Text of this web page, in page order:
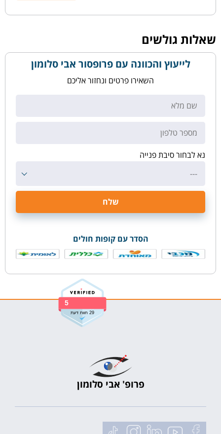
שאלות גולשים
לייעוץ והכוונה עם פרופסור אבי סלומון
השאירו פרטים ונחזור אליכם
נא לבחור סיבת פנייה
---
הסדר עם קופות חולים
5
29 חוות דעת
פרופ' אבי סלומון